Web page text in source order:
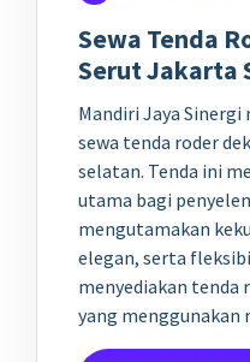
Sewa Tenda
Serut Jakarta
Mandiri Jaya
sewa tenda roder
selatan. Tenda ini
utama bagi
mengutamakan
elegan, serta
menyediakan
yang